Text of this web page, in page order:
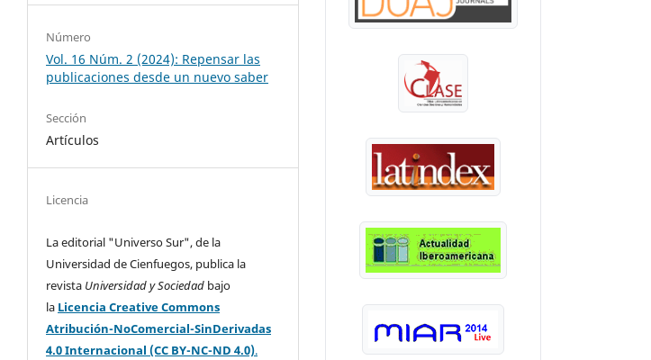
Número
Vol. 16 Núm. 2 (2024): Repensar las
publicaciones desde un nuevo saber
Sección
Artículos
Licencia
La editorial "Universo Sur", de la
Universidad de Cienfuegos, publica la
revista Universidad y Sociedad bajo
la Licencia Creative Commons
Atribución-NoComercial-SinDerivadas
4.0 Internacional (CC BY-NC-ND 4.0).